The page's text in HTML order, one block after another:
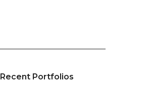
Recent Portfolios